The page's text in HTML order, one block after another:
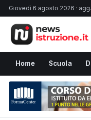
Giovedì 6 agosto 2026 · agg.
Home Scuola